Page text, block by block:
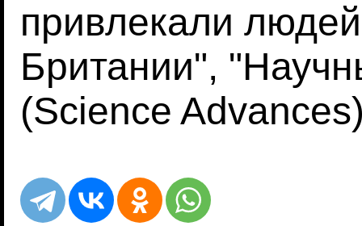
привлекали
Британии",
(Science